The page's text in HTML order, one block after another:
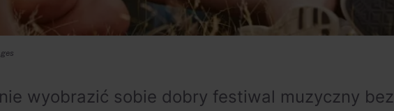
wyobrazić sobie dobry festiwal muzyczny bez